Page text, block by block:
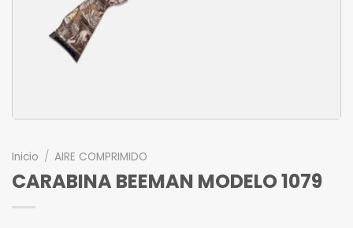
Inicio / AIRE COMPRIMIDO
CARABINA BEEMAN MODELO 1079